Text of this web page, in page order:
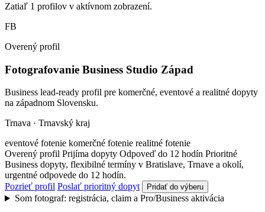
Zatiaľ 1 profilov v aktívnom zobrazení.
FB
Overený profil
Fotografovanie Business Studio Západ
Business lead-ready profil pre komerčné, eventové a realitné dopyty
na západnom Slovensku.
Trnava · Trnavský kraj
eventové fotenie komerčné fotenie realitné fotenie
Overený profil Prijíma dopyty Odpoveď do 12 hodín Prioritné
Business dopyty, flexibilné termíny v Bratislave, Trnave a okolí,
urgentné odpovede do 12 hodín.
Pozrieť profil Poslať prioritný dopyt Pridať do výberu
Som fotograf: registrácia, claim a Pro/Business aktivácia